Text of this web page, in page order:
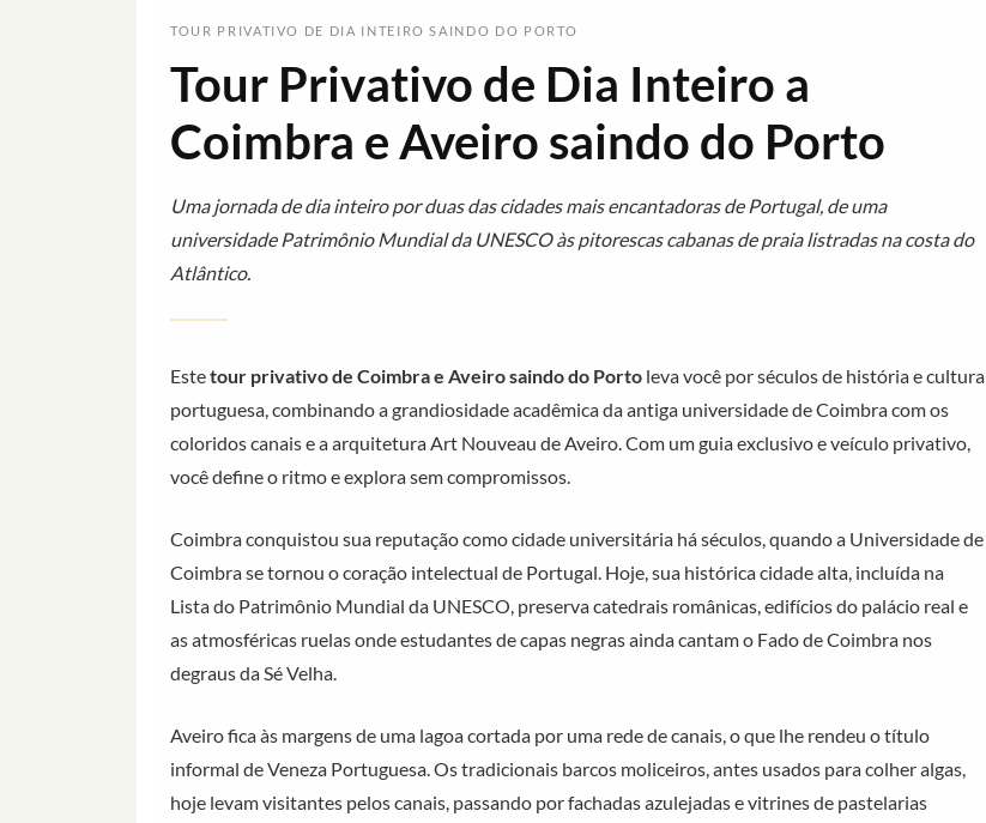
TOUR PRIVATIVO DE DIA INTEIRO SAINDO DO PORTO
Tour Privativo de Dia Inteiro a
Coimbra e Aveiro saindo do Porto
Uma jornada de dia inteiro por duas das cidades mais encantadoras de Portugal, de uma
universidade Patrimônio Mundial da UNESCO às pitorescas cabanas de praia listradas na costa do
Atlântico.
Estetour privativo de Coimbra e Aveiro saindo do Porto leva você por séculos de história e cultura
portuguesa, combinando a grandiosidade acadêmica da antiga universidade de Coimbra com os
coloridos canais e a arquitetura Art Nouveau de Aveiro. Com um guia exclusivo e veículo privativo,
você define o ritmo e explora sem compromissos.
Coimbra conquistou sua reputação como cidade universitária há séculos, quando a Universidade de
Coimbra se tornou o coração intelectual de Portugal. Hoje, sua histórica cidade alta, incluída na
Lista do Patrimônio Mundial da UNESCO, preserva catedrais românicas, edifícios do palácio real e
as atmosféricas ruelas onde estudantes de capas negras ainda cantam o Fado de Coimbra nos
degraus da Sé Velha.
Aveiro fica às margens de uma lagoa cortada por uma rede de canais, o que lhe rendeu o título
informal de Veneza Portuguesa. Os tradicionais barcos moliceiros, antes usados para colher algas,
hoje levam visitantes pelos canais, passando por fachadas azulejadas e vitrines de pastelarias